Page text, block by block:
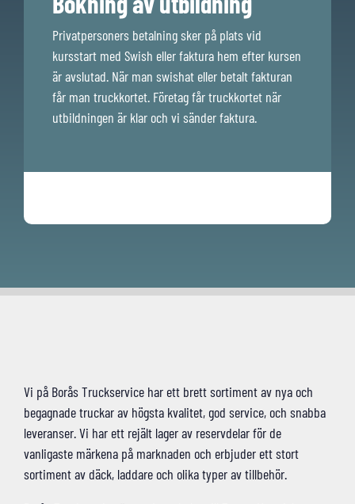
Privatpersoners betalning sker på plats vid
kursstart med Swish eller faktura hem efter kursen
är avslutad. När man swishat eller betalt fakturan
får man truckkortet. Företag får truckkortet när
utbildningen är klar och vi sänder faktura.
Vi på Borås Truckservice har ett brett sortiment av nya och
begagnade truckar av högsta kvalitet, god service, och snabba
leveranser. Vi har ett rejält lager av reservdelar för de
vanligaste märkena på marknaden och erbjuder ett stort
sortiment av däck, laddare och olika typer av tillbehör.